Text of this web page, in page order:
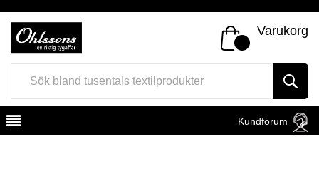
Varukorg
Kundforum